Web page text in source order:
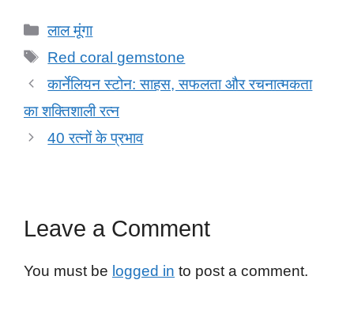
c
e
b
o
o
k
tt
er
s
A
p
dI
n
Categories
लाल मूंगा
Tags
Red coral gemstone
कार्नेलियन स्टोन: साहस, सफलता और रचनात्मकता
का शक्तिशाली रत्न
40 रत्नों के प्रभाव
Leave a Comment
You must be logged in to post a comment.